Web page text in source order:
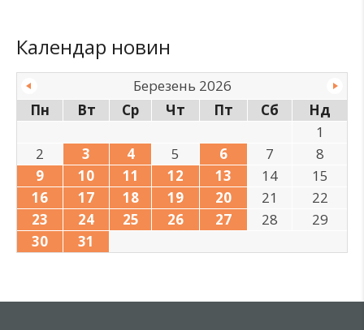
Календар новин
Березень 2026
Пн
Вт Ср Чт Пт Сб
Нд
1
2
3 4 5 6 7
8
9
10 11 12 13 14
15
16
17 18 19 20 21
22
23
24 25 26 27 28
29
30
31